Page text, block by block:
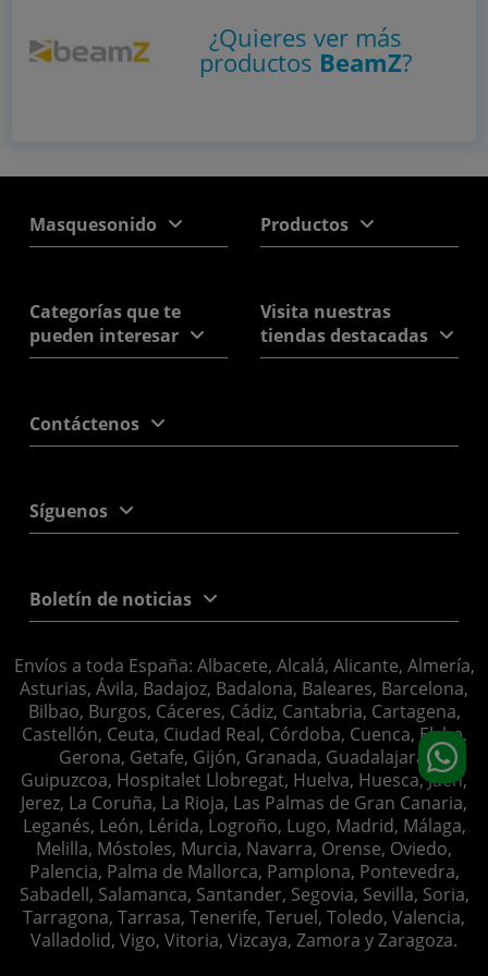
¿Quieres ver más
productos BeamZ?
Masquesonido Productos
Categorías que te
pueden interesar
Visita nuestras
tiendas destacadas
Contáctenos
Síguenos
Boletín de noticias
Envíos a toda España: Albacete, Alcalá, Alicante, Almería,
Asturias, Ávila, Badajoz, Badalona, Baleares, Barcelona,
Bilbao, Burgos, Cáceres, Cádiz, Cantabria, Cartagena,
Castellón, Ceuta, Ciudad Real, Córdoba, Cuenca, Elche,
Gerona, Getafe, Gijón, Granada, Guadalajara,
Guipuzcoa, Hospitalet Llobregat, Huelva, Huesca, Jaén,
Jerez, La Coruña, La Rioja, Las Palmas de Gran Canaria,
Leganés, León, Lérida, Logroño, Lugo, Madrid, Málaga,
Melilla, Móstoles, Murcia, Navarra, Orense, Oviedo,
Palencia, Palma de Mallorca, Pamplona, Pontevedra,
Sabadell, Salamanca, Santander, Segovia, Sevilla, Soria,
Tarragona, Tarrasa, Tenerife, Teruel, Toledo, Valencia,
Valladolid, Vigo, Vitoria, Vizcaya, Zamora y Zaragoza.